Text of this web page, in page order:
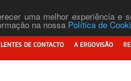
uma melhor experiência e
na nossa Política de
LENTES DE CONTACTO A ERGOVISÃO